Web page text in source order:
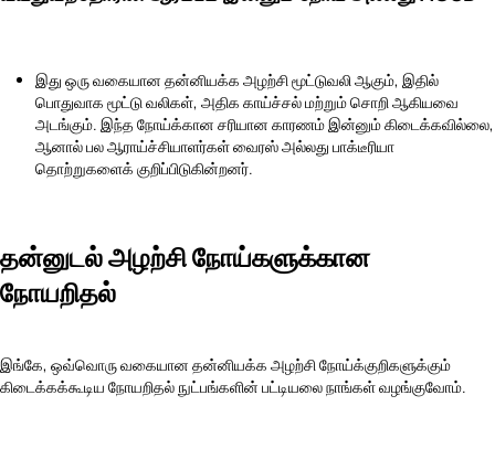
இது ஒரு வகையான தன்னியக்க அழற்சி மூட்டுவலி ஆகும், இதில்
பொதுவாக மூட்டு வலிகள், அதிக காய்ச்சல் மற்றும் சொறி ஆகியவை
அடங்கும். இந்த நோய்க்கான சரியான காரணம் இன்னும் கிடைக்கவில்லை,
ஆனால் பல ஆராய்ச்சியாளர்கள் வைரஸ் அல்லது பாக்டீரியா
தொற்றுகளைக் குறிப்பிடுகின்றனர்.
தன்னுடல் அழற்சி நோய்களுக்கான
நோயறிதல்
இங்கே, ஒவ்வொரு வகையான தன்னியக்க அழற்சி நோய்க்குறிகளுக்கும்
கிடைக்கக்கூடிய நோயறிதல் நுட்பங்களின் பட்டியலை நாங்கள் வழங்குவோம்.